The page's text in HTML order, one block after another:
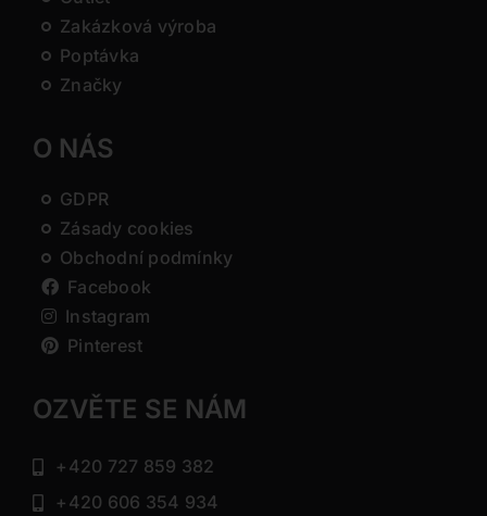
Zakázková výroba
Poptávka
Značky
O NÁS
GDPR
Zásady cookies
Obchodní podmínky
Facebook
Instagram
Pinterest
OZVĚTE SE NÁM
+420 727 859 382
+420 606 354 934